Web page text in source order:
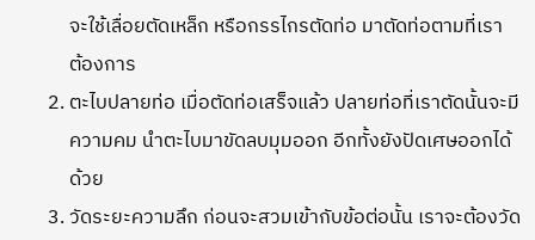
จะใช้เลื่อยตัดเหล็ก หรือกรรไกรตัดท่อ มาตัดท่อตามที่เรา
ต้องการ
ตะไบปลายท่อ เมื่อตัดท่อเสร็จแล้ว ปลายท่อที่เราตัดนั้นจะมี
ความคม นำตะไบมาขัดลบมุมออก อีกทั้งยังปัดเศษออกได้
ด้วย
วัดระยะความลึก ก่อนจะสวมเข้ากับข้อต่อนั้น เราจะต้องวัด